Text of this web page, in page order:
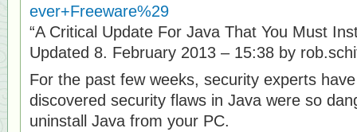
ever+Freeware%29
“A Critical Update For Java That You Must
Updated 8. February 2013 – 15:38 by
For the past few weeks, security experts
discovered security flaws in Java were so
uninstall Java from your PC.